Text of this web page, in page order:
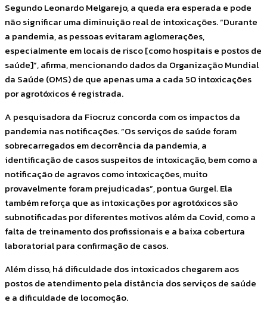
Segundo Leonardo Melgarejo, a queda era esperada e pode
não significar uma diminuição real de intoxicações. “Durante
a pandemia, as pessoas evitaram aglomerações,
especialmente em locais de risco [como hospitais e postos de
saúde]”, afirma, mencionando dados da Organização Mundial
da Saúde (OMS) de que apenas uma a cada 50 intoxicações
por agrotóxicos é registrada.
A pesquisadora da Fiocruz concorda com os impactos da
pandemia nas notificações. “Os serviços de saúde foram
sobrecarregados em decorrência da pandemia, a
identificação de casos suspeitos de intoxicação, bem como a
notificação de agravos como intoxicações, muito
provavelmente foram prejudicadas”, pontua Gurgel. Ela
também reforça que as intoxicações por agrotóxicos são
subnotificadas por diferentes motivos além da Covid, como a
falta de treinamento dos profissionais e a baixa cobertura
laboratorial para confirmação de casos.
Além disso, há dificuldade dos intoxicados chegarem aos
postos de atendimento pela distância dos serviços de saúde
e a dificuldade de locomoção.